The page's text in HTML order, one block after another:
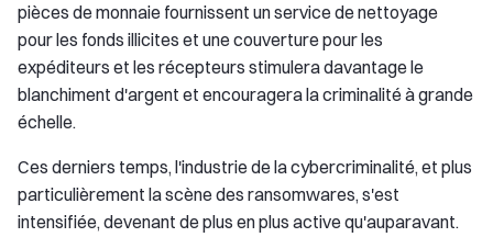
pièces de monnaie fournissent un service de nettoyage
pour les fonds illicites et une couverture pour les
expéditeurs et les récepteurs stimulera davantage le
blanchiment d'argent et encouragera la criminalité à grande
échelle.
Ces derniers temps, l'industrie de la cybercriminalité, et plus
particulièrement la scène des ransomwares, s'est
intensifiée, devenant de plus en plus active qu'auparavant.